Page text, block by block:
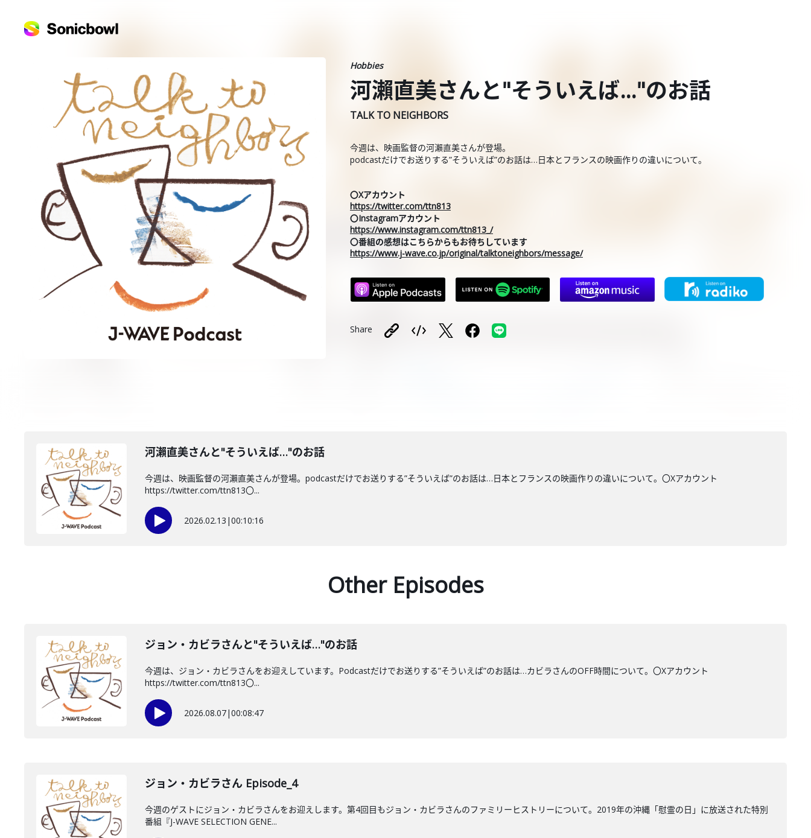
Hobbies
河瀨直美さんと"そういえば…"のお話
TALK TO NEIGHBORS
今週は、映画監督の河瀨直美さんが登場。
podcastだけでお送りする”そういえば”のお話は…日本とフランスの映画作りの違いについて。
〇Xアカウント
https://twitter.com/ttn813
〇Instagramアカウント
https://www.instagram.com/ttn813_/
〇番組の感想はこちらからもお待ちしています
https://www.j-wave.co.jp/original/talktoneighbors/message/
Share
河瀨直美さんと"そういえば…"のお話
今週は、映画監督の河瀨直美さんが登場。podcastだけでお送りする”そういえば”のお話は…日本とフランスの映画作りの違いについて。〇Xアカウント
https://twitter.com/ttn813〇...
2026.02.13 |00:10:16
Other Episodes
ジョン・カビラさんと"そういえば…"のお話
今週は、ジョン・カビラさんをお迎えしています。Podcastだけでお送りする”そういえば”のお話は…カビラさんのOFF時間について。〇Xアカウント
https://twitter.com/ttn813〇...
2026.08.07|00:08:47
ジョン・カビラさん Episode_4
今週のゲストにジョン・カビラさんをお迎えします。第4回目もジョン・カビラさんのファミリーヒストリーについて。2019年の沖縄「慰霊の日」に放送された特別
番組『J-WAVE SELECTION GENE...